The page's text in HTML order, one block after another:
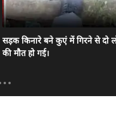
सड़क किनारे बने कुएं में गिरने से दो
की मौत हो गई।